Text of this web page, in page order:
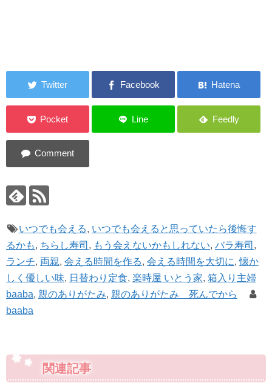
いつでも会える, いつでも会えると思っていたら後悔す
るかも, ちらし寿司 , もう会えないかもしれない, バラ寿司 ,
ランチ, 両親, 会える時間を作る, 会える時間を大切に,懐か
しく優しい味, 日替わり定食, 楽時屋 いとう家, 箱入り主婦
baaba, 親のありがたみ, 親のありがたみ 死んでから
baaba
関連記事